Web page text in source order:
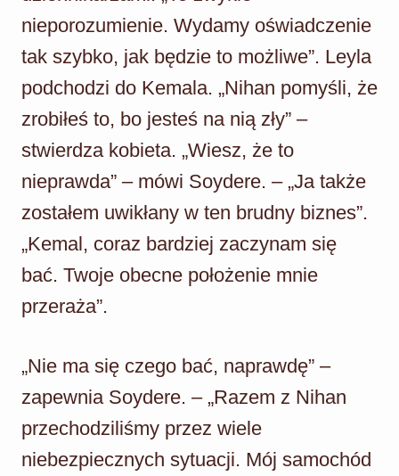
nieporozumienie. Wydamy oświadczenie
tak szybko, jak będzie to możliwe”. Leyla
podchodzi do Kemala. „Nihan pomyśli, że
zrobiłeś to, bo jesteś na nią zły” –
stwierdza kobieta. „Wiesz, że to
nieprawda” – mówi Soydere. – „Ja także
zostałem uwikłany w ten brudny biznes”.
„Kemal, coraz bardziej zaczynam się
bać. Twoje obecne położenie mnie
przeraża”.
„Nie ma się czego bać, naprawdę” –
zapewnia Soydere. – „Razem z Nihan
przechodziliśmy przez wiele
niebezpiecznych sytuacji. Mój samochód